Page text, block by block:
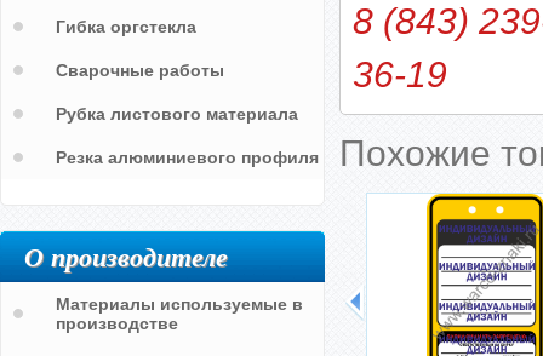
8 (843)
36-19
Похожие
Гибка оргстекла
Сварочные работы
Рубка листового материала
Резка алюминиевого профиля
О производителе
Материалы используемые в
производстве